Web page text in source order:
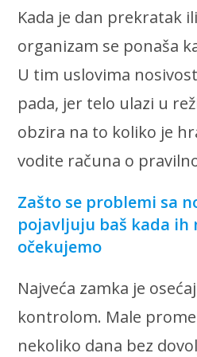
Kada je dan prekratak
organizam se ponaša
U tim uslovima
pada, jer telo ulazi u
obzira na to koliko je
vodite računa o
Zašto se problemi sa
pojavljuju baš kada ih
očekujemo
Najveća zamka je
kontrolom. Male
nekoliko dana bez